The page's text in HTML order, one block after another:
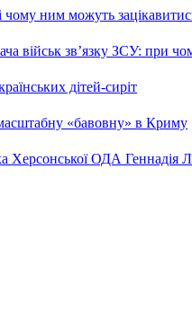
ним можуть
військ зв’язку ЗСУ: при
дітей-сиріт
«бавовну» в Криму
Херсонської ОДА Геннадія